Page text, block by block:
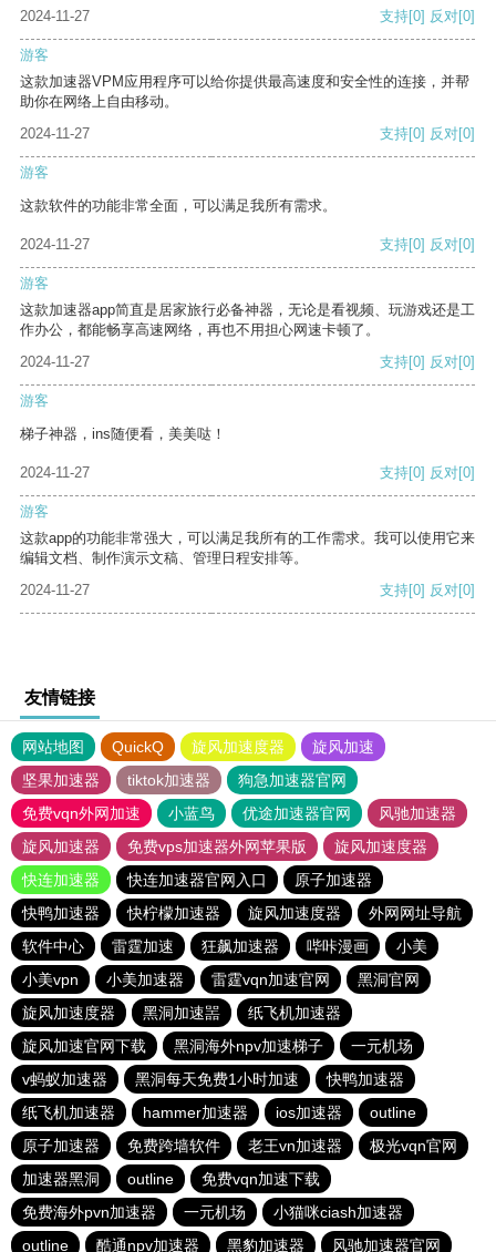
2024-11-27
支持[0] 反对[0]
游客
这款加速器VPM应用程序可以给你提供最高速度和安全性的连接，并帮
助你在网络上自由移动。
2024-11-27
支持[0] 反对[0]
游客
这款软件的功能非常全面，可以满足我所有需求。
2024-11-27 支持[0] 反对[0]
游客
这款加速器app简直是居家旅行必备神器，无论是看视频、玩游戏还是工
作办公，都能畅享高速网络，再也不用担心网速卡顿了。
2024-11-27
支持[0] 反对[0]
游客
梯子神器，ins随便看，美美哒！
2024-11-27 支持[0] 反对[0]
游客
这款app的功能非常强大，可以满足我所有的工作需求。我可以使用它来
编辑文档、制作演示文稿、管理日程安排等。
2024-11-27
支持[0] 反对[0]
友情链接
网站地图 QuickQ 旋风加速度器
旋风加速
坚果加速器
tiktok加速器
狗急加速器官网
免费vqn外网加速
小蓝鸟 优途加速器官网
风驰加速器
旋风加速器
免费vps加速器外网苹果版
旋风加速度器
快连加速器
快连加速器官网入口
原子加速器
快鸭加速器
快柠檬加速器 旋风加速度器
外网网址导航
软件中心
雷霆加速 狂飙加速器 哔咔漫画
小美
小美vpn
小美加速器 雷霆vqn加速官网
黑洞官网
旋风加速度器
黑洞加速噐
纸飞机加速器
旋风加速官网下载
黑洞海外npv加速梯子
一元机场
v蚂蚁加速器
黑洞每天免费1小时加速
快鸭加速器
纸飞机加速器
hammer加速器 ios加速器
outline
原子加速器
免费跨墙软件 老王vn加速器
极光vqn官网
加速器黑洞
outline
免费vqn加速下载
免费海外pvn加速器
一元机场
小猫咪ciash加速器
outline
酷通npv加速器 黑豹加速器 风驰加速器官网